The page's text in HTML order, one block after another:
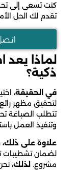
كنت تسعى إلى
تقدم لك الحل
لماذا
ذكية؟
في الحقيقة،
لتحقيق مظهر
تتطلب الصباغة
وتنفيذ العمل
علاوة على ذلك،
لضمان تشطيبات
مشروع. لذلك،